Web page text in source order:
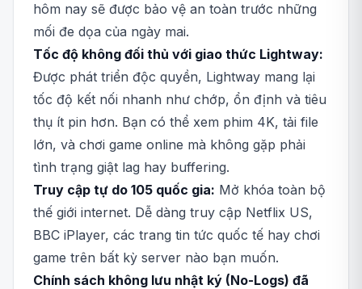
hôm nay sẽ được bảo vệ an toàn trước những
mối đe dọa của ngày mai.
Tốc độ không đối thủ với giao thức Lightway:
Được phát triển độc quyền, Lightway mang lại
tốc độ kết nối nhanh như chớp, ổn định và tiêu
thụ ít pin hơn. Bạn có thể xem phim 4K, tải file
lớn, và chơi game online mà không gặp phải
tình trạng giật lag hay buffering.
Truy cập tự do 105 quốc gia: Mở khóa toàn bộ
thế giới internet. Dễ dàng truy cập Netflix US,
BBC iPlayer, các trang tin tức quốc tế hay chơi
game trên bất kỳ server nào bạn muốn.
Chính sách không lưu nhật ký (No-Logs) đã